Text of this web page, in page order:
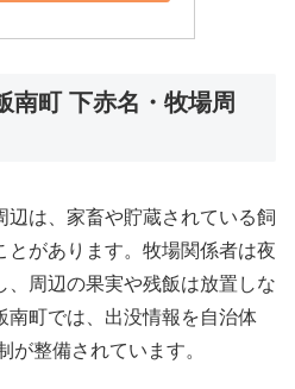
南町 下赤名・牧場周
辺は、家畜や貯蔵されている飼
とがあります。牧場関係者は夜
、周辺の果実や残飯は放置しな
南町では、出没情報を自治体
が整備されています。